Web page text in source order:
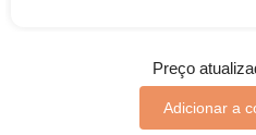
Preço
Adicionar a